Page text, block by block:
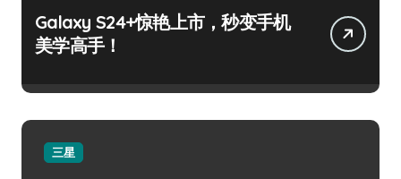
Galaxy S24+惊艳上市，秒变手机
美学高手！
三星